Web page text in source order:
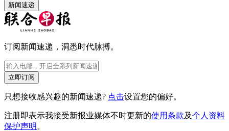
新闻速递
订阅新闻速递，洞悉时代脉搏。
立即订阅
只想接收感兴趣的新闻速递? 点击设置您的偏好。
注册即表示我接受新报业媒体不时更新的使用条款及个人资料
保护声明 。